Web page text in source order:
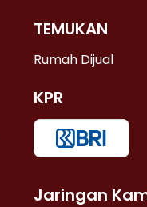
TEMUKAN
Rumah Dijual
KPR
Jaringan